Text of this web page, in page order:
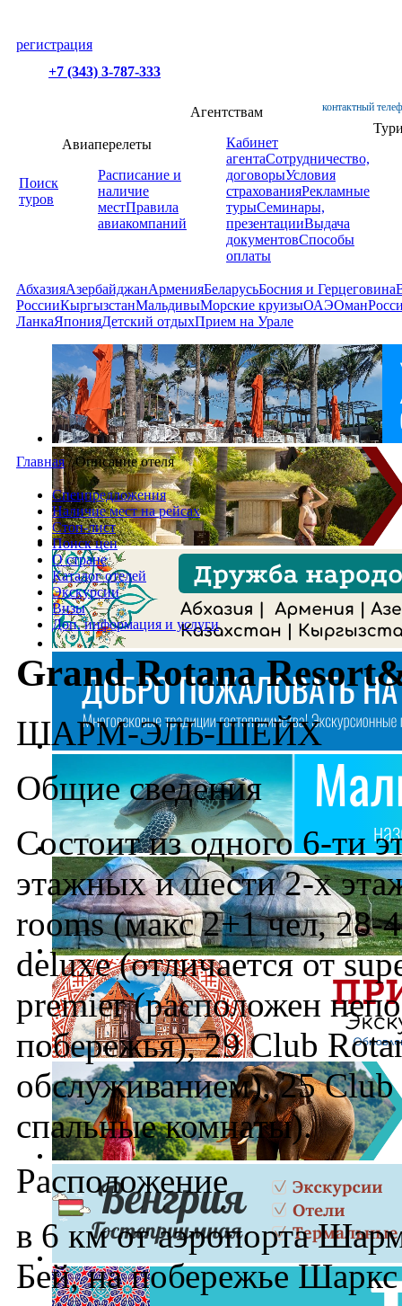
регистрация
+7 (343) 3-787-333
контактный
Поиск
туров
Авиаперелеты
Расписание и
наличие
местПравила
авиакомпаний
Агентствам
Кабинет
агентаСотрудничество,
договорыУсловия
страхованияРекламные
турыСеминары,
презентацииВыдача
документовСпособы
оплаты
АбхазияАзербайджанАрменияБеларусьБосния и Герцеговина
РоссииКыргызстанМальдивыМорские круизыОАЭОман
ЛанкаЯпонияДетский отдыхПрием на Урале
Главная /Описание отеля
Спецпредложения
Наличие мест на рейсах
Стоп-лист
Поиск цен
О стране
Каталог отелей
Экскурсии
Визы
Доп. информация и услуги
Grand Rotana
ШАРМ-ЭЛЬ-ШЕЙХ
Общие сведения
Состоит из одного 6-ти
этажных и шести 2-х
rooms (макс 2+1 чел,
deluxe (отличается от
premier (расположен
побережья), 29 Club
обслуживанием), 25
спальные комнаты).
Расположение
в 6 км от аэропорта
Бей, на побережье